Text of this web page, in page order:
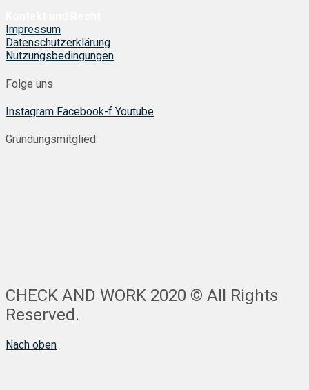
Impressum
Datenschutzerklärung
Nutzungsbedingungen
Folge uns
Instagram Facebook-f Youtube
Gründungsmitglied
CHECK AND WORK 2020 © All Rights
Reserved.
Nach oben